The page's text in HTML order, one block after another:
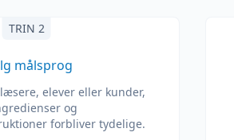
TRIN 2
målsprog
elever eller kunder,
og
forbliver tydelige.